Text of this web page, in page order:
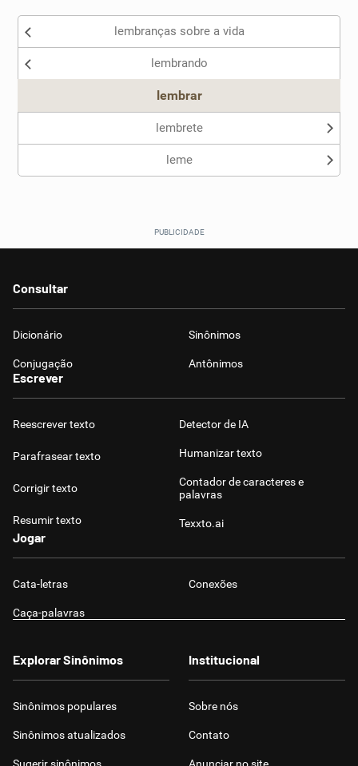
lembranças sobre a vida
lembrando
lembrar
lembrete
leme
Consultar
Dicionário Sinônimos
Conjugação Antônimos
Escrever
Reescrever texto
Parafrasear texto
Corrigir texto
Resumir texto
Detector de IA
Humanizar texto
Contador de caracteres e
palavras
Texxto.ai
Jogar
Cata-letras Conexões
Caça-palavras
Explorar Sinônimos
Sinônimos populares
Sinônimos atualizados
Institucional
Sobre nós
Contato